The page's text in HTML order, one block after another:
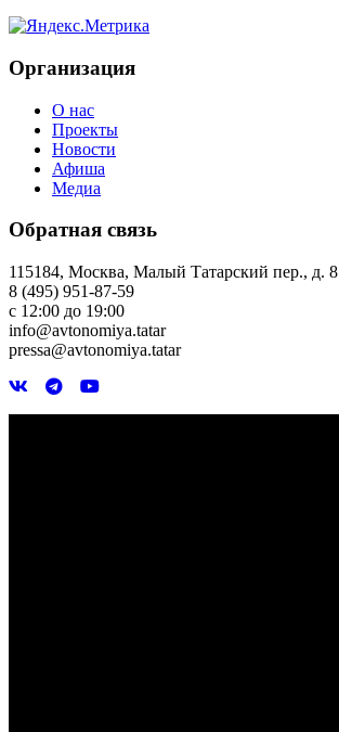
Организация
О нас
Проекты
Новости
Афиша
Медиа
Обратная связь
115184, Москва, Малый Татарский пер., д. 8
8 (495) 951-87-59
с 12:00 до 19:00
info@avtonomiya.tatar
pressa@avtonomiya.tatar